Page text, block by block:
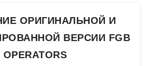
ОРИГИНАЛЬНОЙ И
ВЕРСИИ FGB
OPERATORS